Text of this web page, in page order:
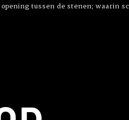
opening tussen de stenen; waarin